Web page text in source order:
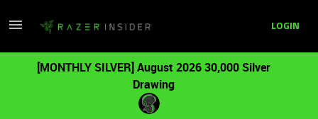
LOGIN
[MONTHLY SILVER] August 2026 30,000 Silver
Drawing